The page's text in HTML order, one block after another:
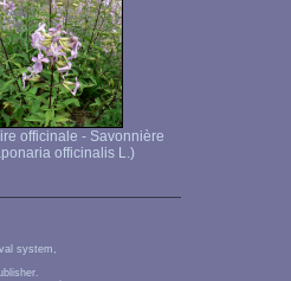
officinale - Savonnière
officinalis L.)
system,